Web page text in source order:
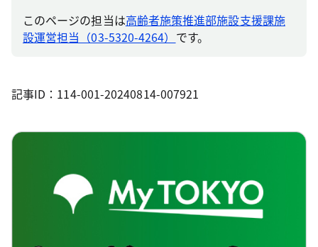
このページの担当は高齢者施策推進部施設支援課施
設運営担当（03-5320-4264） です。
記事ID：114-001-20240814-007921